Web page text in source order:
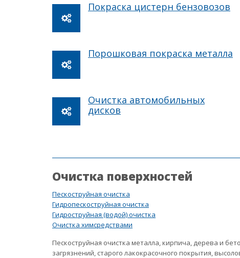
Покраска цистерн бензовозов
Порошковая покраска металла
Очистка автомобильных
дисков
Очистка поверхностей
Пескоструйная очистка
Гидропескоструйная очистка
Гидроструйная (водой) очистка
Очистка химсредствами
Пескоструйная очистка металла, кирпича, дерева и
загрязнений, старого лакокрасочного покрытия,